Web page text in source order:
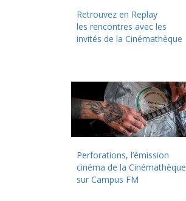
Retrouvez en Replay
les rencontres avec les
invités de la Cinémathèque
Perforations, l’émission
cinéma de la Cinémathèque
sur Campus FM